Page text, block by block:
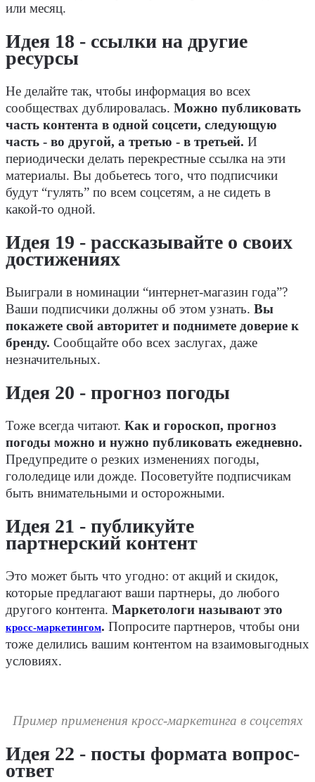
или месяц.
Идея 18 - ссылки на другие
ресурсы
Не делайте так, чтобы информация во всех
сообществах дублировалась. Можно публиковать
часть контента в одной соцсети, следующую
часть - во другой, а третью - в третьей. И
периодически делать перекрестные ссылка на эти
материалы. Вы добьетесь того, что подписчики
будут “гулять” по всем соцсетям, а не сидеть в
какой-то одной.
Идея 19 - рассказывайте о своих
достижениях
Выиграли в номинации “интернет-магазин года”?
Ваши подписчики должны об этом узнать. Вы
покажете свой авторитет и поднимете доверие к
бренду. Сообщайте обо всех заслугах, даже
незначительных.
Идея 20 - прогноз погоды
Тоже всегда читают. Как и гороскоп, прогноз
погоды можно и нужно публиковать ежедневно.
Предупредите о резких изменениях погоды,
гололедице или дожде. Посоветуйте подписчикам
быть внимательными и осторожными.
Идея 21 - публикуйте
партнерский контент
Это может быть что угодно: от акций и скидок,
которые предлагают ваши партнеры, до любого
другого контента. Маркетологи называют это
кросс-маркетингом. Попросите партнеров, чтобы они
тоже делились вашим контентом на взаимовыгодных
условиях.
Пример применения кросс-маркетинга в соцсетях
Идея 22 - посты формата вопрос-
ответ